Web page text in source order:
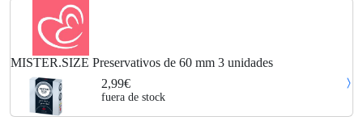
MISTER.SIZE Preservativos de 60 mm 3 unidades
2,99€
fuera de stock